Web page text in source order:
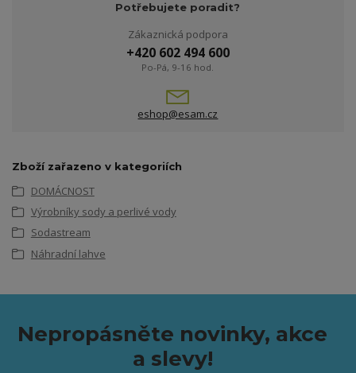
Potřebujete poradit?
Zákaznická podpora
+420 602 494 600
Po-Pá, 9-16 hod.
eshop@esam.cz
Zboží zařazeno v kategoriích
DOMÁCNOST
Výrobníky sody a perlivé vody
Sodastream
Náhradní lahve
Nepropásněte novinky, akce
a slevy!